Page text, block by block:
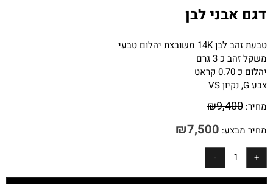
דגם אבני לבן
טבעת זהב לבן 14K משובצת יהלום טבעי
משקל זהב כ 3 גרם
יהלום כ 0.70 קראט
צבע G, נקיון VS
מחיר:
₪9,400
מחיר מבצע: ₪7,500